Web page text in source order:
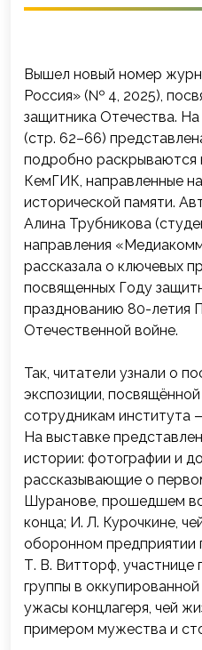
Вышел новый номер
Россия» (№ 4, 2025),
защитника Отечества. На
(стр. 62–66)
подробно раскрываются
КемГИК, направленные
исторической памяти.
Алина Трубникова
направления
рассказала о ключевых
посвященных Году
празднованию 80-летия
Отечественной войне.
Так, читатели узнали о
экспозиции,
сотрудникам института
На выставке
истории: фотографии и
рассказывающие о
Шуранове, прошедшем
конца; И. Л. Курочкине,
оборонном предприятии
Т. В. Витторф, участнице
группы в
ужасы концлагеря, чей
примером мужества и